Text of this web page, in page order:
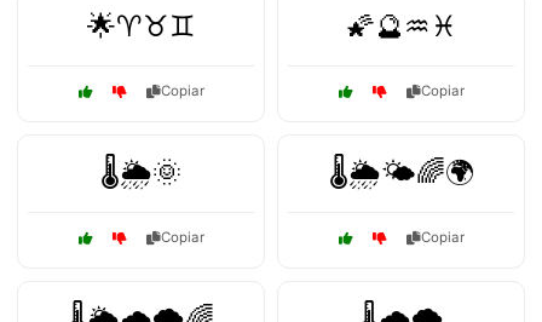
🌟♈♉♊
Copiar
🌠🔮♒♓
Copiar
🌡️🌦️🌞
Copiar
🌡️🌦️🌤️🌈🌍
Copiar